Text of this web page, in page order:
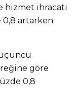
hizmet ihracatı
0,8 artarken
göre
0,8